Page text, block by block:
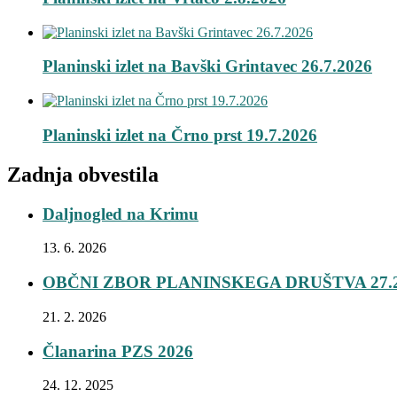
Planinski izlet na Bavški Grintavec 26.7.2026
Planinski izlet na Črno prst 19.7.2026
Zadnja obvestila
Daljnogled na Krimu
13. 6. 2026
OBČNI ZBOR PLANINSKEGA DRUŠTVA
21. 2. 2026
Članarina PZS 2026
24. 12. 2025